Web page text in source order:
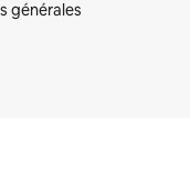
générales